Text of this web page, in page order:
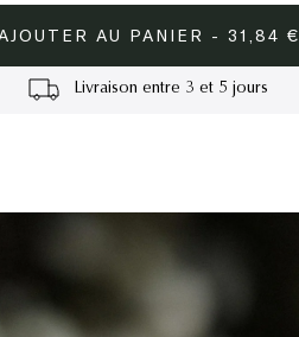
AU PANIER - 31,84 €
Cadeau à partir de 60€